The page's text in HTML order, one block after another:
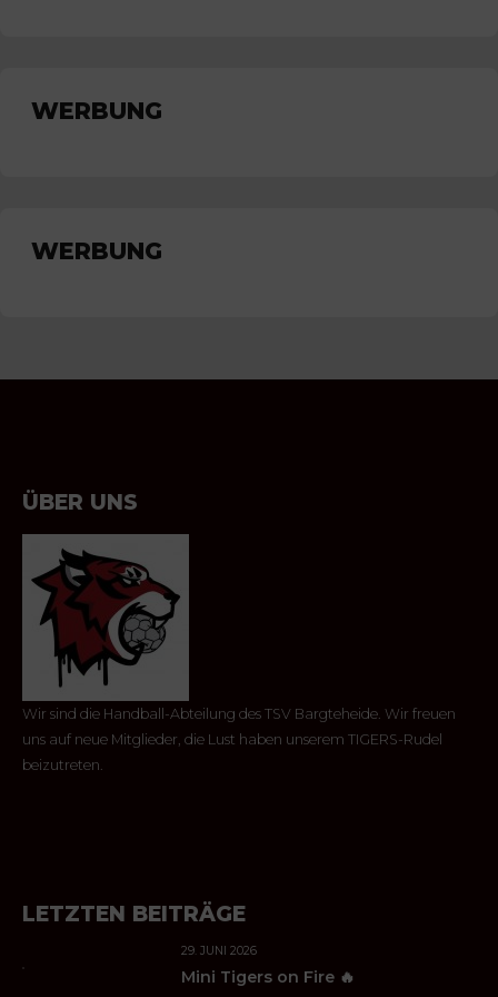
WERBUNG
WERBUNG
ÜBER UNS
Wir sind die Handball-Abteilung des TSV Bargteheide. Wir freuen
uns auf neue Mitglieder, die Lust haben unserem TIGERS-Rudel
beizutreten.
LETZTEN BEITRÄGE
29. JUNI 2026
Mini Tigers on Fire 🔥